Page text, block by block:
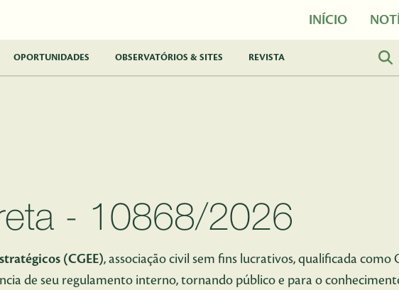
INÍCIO
OPORTUNIDADES OBSERVATÓRIOS & SITES REVISTA
- 10868/2026
(CGEE), associação civil sem fins lucrativos, qualificada como
de seu regulamento interno, tornando público e para o